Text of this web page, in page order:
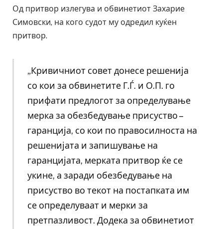
Од притвор излегува и обвинетиот Захарие
Симовски, на кого судот му одредил куќен
притвор.
„Кривичниот совет донесе решенија
со кои за обвинетите Г.Ѓ. и О.П. го
прифати предлогот за определување
мерка за обезбедување присуство –
гаранција, со кои по правосилноста на
решенијата и запишување на
гаранцијата, мерката притвор ќе се
укине, а заради обезбедување на
присуство во текот на постапката им
се определуваат и мерки за
претпазливост. Додека за обвинетиот